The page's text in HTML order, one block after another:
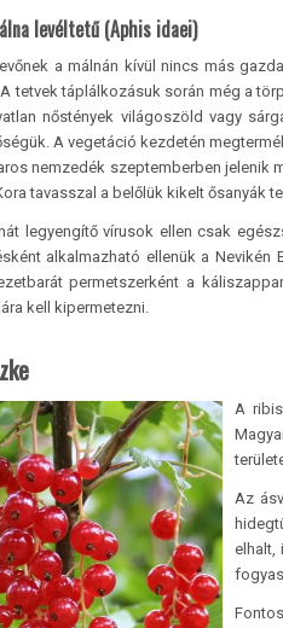
levéltetű (Aphis idaei)
a málnán kívül nincs más
tetvek táplálkozásuk során még a
nőstények világoszöld vagy
A vegetáció kezdetén
nemzedék szeptemberben jelenik
tavasszal a belőlük kikelt ősanyák
legyengítő vírusok ellen csak
alkalmazható ellenük a
permetszerként a
kell kipermetezni.
A
Az
elhalt,